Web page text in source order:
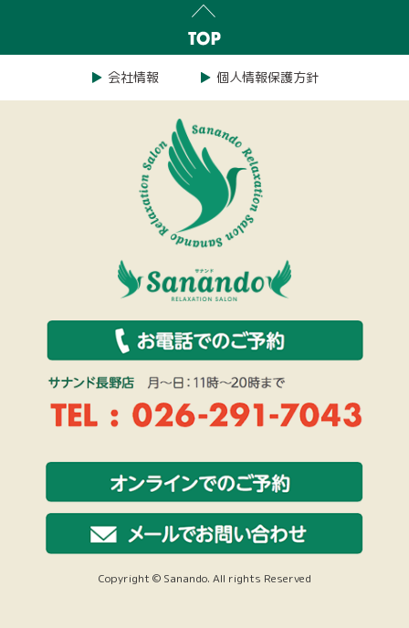
会社情報 個人情報保護方針
Copyright © Sanando. All rights Reserved